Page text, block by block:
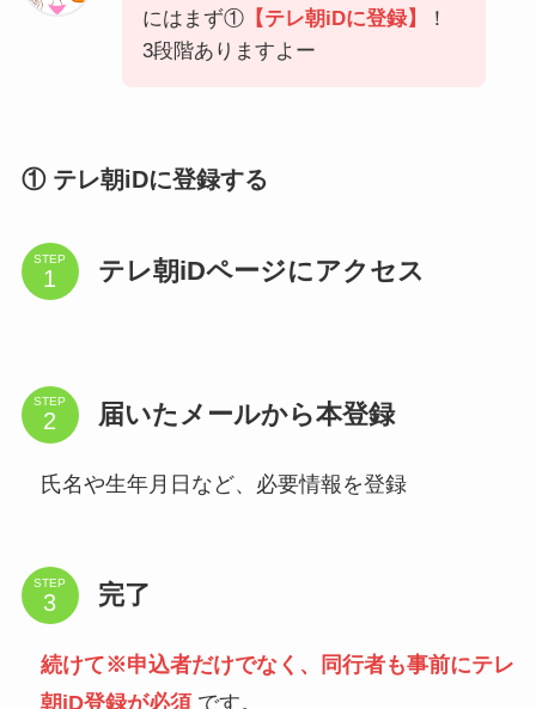
にはまず①【テレ朝iDに登録】
！
3段階ありますよー
① テレ朝iDに登録する
STEP テレ朝iDページにアクセス
STEP 届いたメールから本登録
氏名や生年月日など、必要情報を登録
STEP 完了
続けて※申込者だけでなく、同行者も事前にテレ
朝iD登録が必須です。